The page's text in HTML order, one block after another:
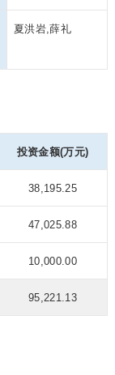
夏洪岩,薛礼
投资金额(万元)
38,195.25
47,025.88
10,000.00
95,221.13